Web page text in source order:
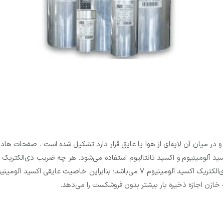
در میان آن لایه‌ای از هوا یا عایق قرار دارد تشکیل شده است . صفحات
آلومینیوم و اکسید تانتالیوم استفاده می‌شود. هر چه ضریب
اجازه ذخیره بار بیشتر بدون فروشکست را می‌دهد.